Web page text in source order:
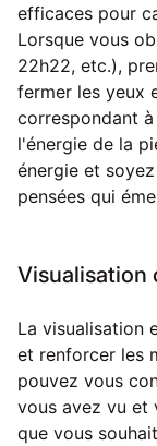
efficaces pour
Lorsque vous
22h22, etc.),
fermer les yeux
correspondant
l'énergie de la
énergie et
pensées qui
Visualisation
La visualisation
et renforcer les
pouvez vous
vous avez vu et
que vous